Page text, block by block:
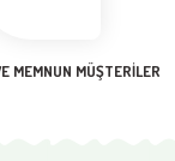
MEMNUN MÜŞTERİLER